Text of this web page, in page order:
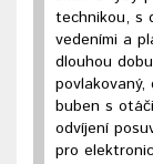
technikou, s
vedeními a
dlouhou
buben s
odvíjení
pro